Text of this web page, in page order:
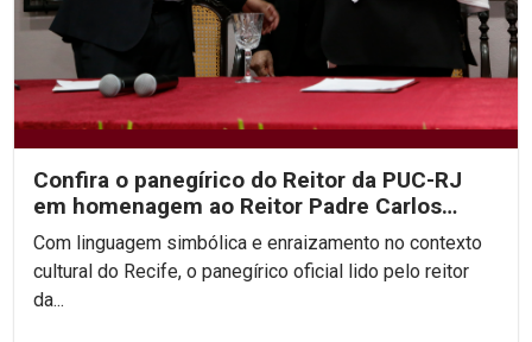
Confira o panegírico do Reitor da PUC-RJ
em homenagem ao Reitor Padre Carlos
Fritzen
Com linguagem simbólica e enraizamento no contexto
cultural do Recife, o panegírico oficial lido pelo reitor
da...